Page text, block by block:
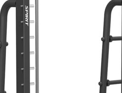
Thể Dục
có tựa lưng
Tuyết
Thang
hồi chức năng
chuyên dụng
Với Cáp
năng